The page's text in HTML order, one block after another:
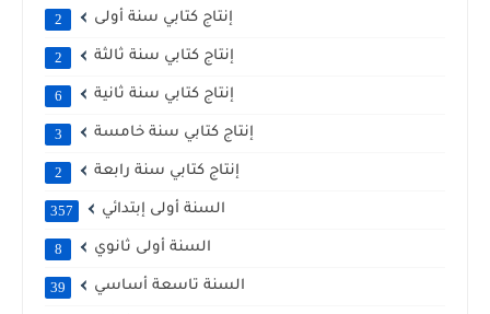
إنتاج كتابي سنة أولى 2
إنتاج كتابي سنة ثالثة 2
إنتاج كتابي سنة ثانية 6
إنتاج كتابي سنة خامسة 3
إنتاج كتابي سنة رابعة 2
السنة أولى إبتدائي 357
السنة أولى ثانوي 8
السنة تاسعة أساسي 39